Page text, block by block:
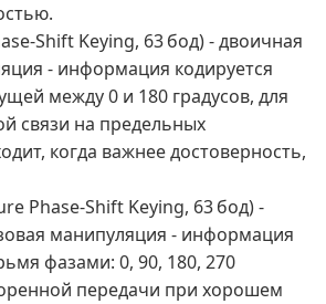
Keying, 63 бод) - двоичная
- информация кодируется
между 0 и 180 градусов, для
связи на предельных
когда важнее достоверность,
Phase‑Shift Keying, 63 бод) -
манипуляция - информация
фазами: 0, 90, 180, 270
передачи при хорошем